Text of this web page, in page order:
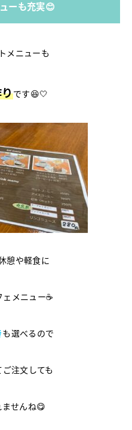
ーも充実😊
メニューも
です😆🤍
憩や軽食に
メニュー☕
も選べるので
注文しても
せんね😋